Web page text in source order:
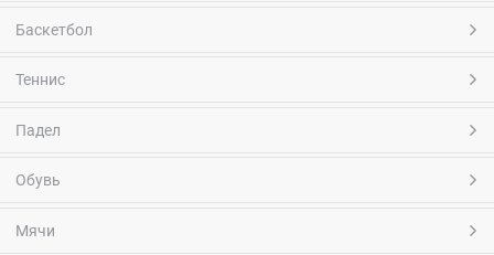
Баскетбол
Теннис
Падел
Обувь
Мячи